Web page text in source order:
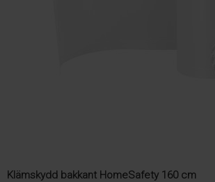
Klämskydd bakkant HomeSafety 160 cm